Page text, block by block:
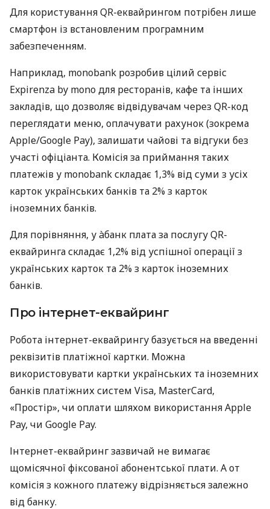
Для користування QR-еквайрингом потрібен лише
смартфон із встановленим програмним
забезпеченням.
Наприклад, monobank розробив цілий сервіс
Expirenza by mono для ресторанів, кафе та інших
закладів, що дозволяє відвідувачам через QR-код
переглядати меню, оплачувати рахунок (зокрема
Apple/Google Pay), залишати чайові та відгуки без
участі офіціанта. Комісія за приймання таких
платежів у monobank складає 1,3% від суми з усіх
карток українських банків та 2% з карток
іноземних банків.
Для порівняння, у àбанк плата за послугу QR-
еквайринга складає 1,2% від успішної операції з
українських карток та 2% з карток іноземних
банків.
Про інтернет-еквайринг
Робота інтернет-еквайрингу базується на введенні
реквізитів платіжної картки. Можна
використовувати картки українських та іноземних
банків платіжних систем Visa, MasterCard,
«Простір», чи оплати шляхом використання Apple
Pay, чи Google Pay.
Інтернет-еквайринг зазвичай не вимагає
щомісячної фіксованої абонентської плати. А от
комісія з кожного платежу відрізняється залежно
від банку.